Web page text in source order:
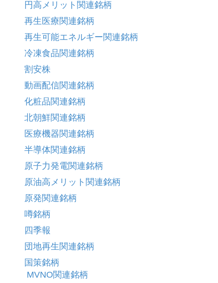
円高メリット関連銘柄
再生医療関連銘柄
再生可能エネルギー関連銘柄
冷凍食品関連銘柄
割安株
動画配信関連銘柄
化粧品関連銘柄
北朝鮮関連銘柄
医療機器関連銘柄
半導体関連銘柄
原子力発電関連銘柄
原油高メリット関連銘柄
原発関連銘柄
噂銘柄
四季報
団地再生関連銘柄
国策銘柄
MVNO関連銘柄